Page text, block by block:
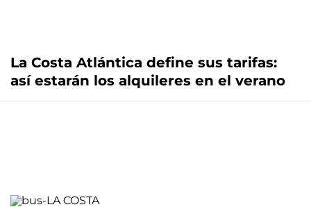
La Costa Atlántica define sus tarifas:
así estarán los alquileres en el verano